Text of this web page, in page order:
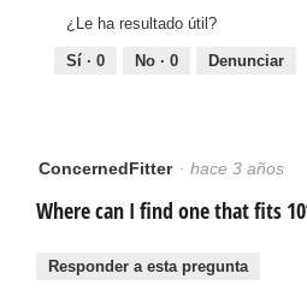
¿Le ha resultado útil?
Sí · 0 No · 0 Denunciar
ConcernedFitter · hace 3 años
Where can I find one that fits
Responder a esta pregunta